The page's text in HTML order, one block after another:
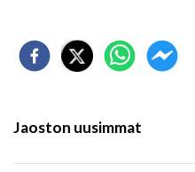
Jaoston uusimmat